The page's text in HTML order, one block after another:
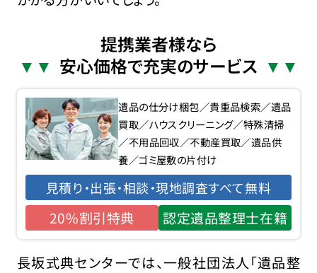
提携業者様なら
安心価格で充実のサービス
遺品の仕分け梱包／貴重品検索／遺品
買取／ハウスクリーニング／特殊清掃
／不用品回収／不動産買取／遺品供
養／ゴミ屋敷の片付け
見積り・出張・相談・現地調査すべて無料
20%割引特典 認定遺品整理士在籍
長坂式典センターでは、一般社団法人「遺品整